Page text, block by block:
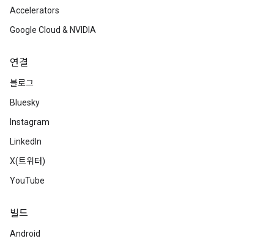
Accelerators
Google Cloud & NVIDIA
연결
블로그
Bluesky
Instagram
LinkedIn
X(트위터)
YouTube
빌드
Android